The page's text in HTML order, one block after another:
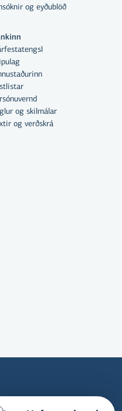
allar“
við
og eyðublöð
og skilmálar
og verðskrá